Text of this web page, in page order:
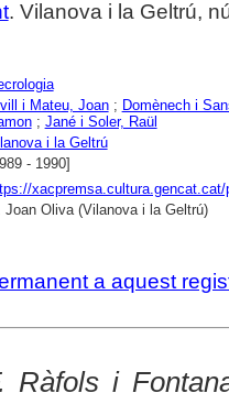
. Vilanova i la Geltrú,
i Mateu, Joan; Domènech i
; Jané i Soler, Raül
i la Geltrú
- 1990]
Joan Oliva (Vilanova i la Geltrú)
a aquest
Ràfols i